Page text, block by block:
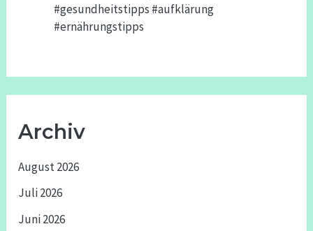
#gesundheitstipps #aufklärung
#ernährungstipps
Archiv
August 2026
Juli 2026
Juni 2026